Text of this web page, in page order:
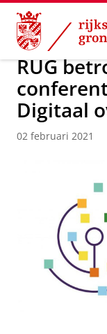
Skip
Content
Skip
Navigation
Over ons Actueel
RUG
Digitaal
02 februari 2021